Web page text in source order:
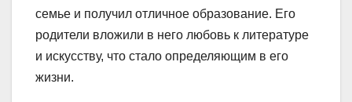
семье и получил отличное образование. Его
родители вложили в него любовь к литературе
и искусству, что стало определяющим в его
жизни.